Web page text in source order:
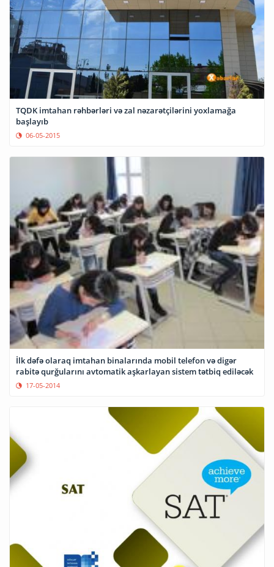
TQDK imtahan rəhbərləri və zal nəzarətçilərini yoxlamağa
başlayıb
06-05-2015
İlk dəfə olaraq imtahan binalarında mobil telefon və digər
rabitə qurğularını avtomatik aşkarlayan sistem tətbiq ediləcək
17-05-2014